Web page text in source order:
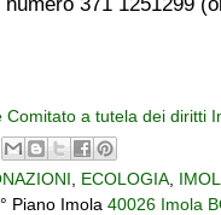
371 1251299
Comitato a tutela dei diritti
ECOLOGIA
Piano Imola 40026 Imola